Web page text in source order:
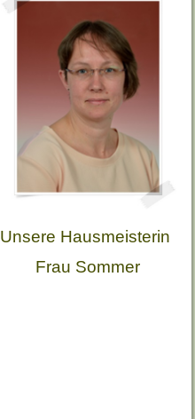
Unsere Hausmeisterin
Frau Sommer